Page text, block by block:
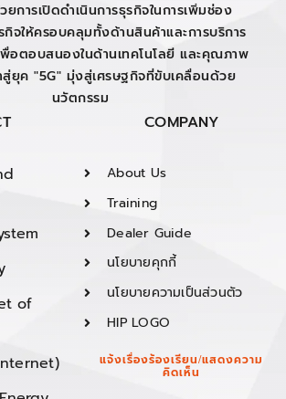
การเปิดดำเนินการธุรกิจในการเพิ่มช่อง
กิจให้ครอบคลุมทั้งด้านสินค้าและการบริการ
อตอบสนองในด้านเทคโนโลยี และคุณภาพ
สู่ยุค "5G" มุ่งสู่เศรษฐกิจที่ขับเคลื่อนด้วย
นวัตกรรม
of
COMPANY
About Us
Training
Dealer Guide
นโยบายคุกกี้
นโยบายความเป็นส่วนตัว
HIP LOGO
แจ้งเรื่องร้องเรียน/แสดงความ
คิดเห็น